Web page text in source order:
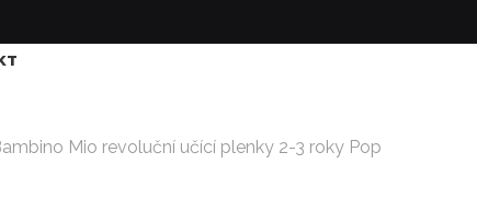
Mio revoluční učící plenky 2-3 roky Pop